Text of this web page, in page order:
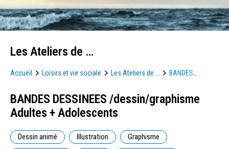
Les Ateliers de …
Accueil Loisirs et vie sociale Les Ateliers de …
BANDES
BANDES DESSINEES /dessin/graphisme
Adultes + Adolescents
Dessin animé Illustration
Graphisme